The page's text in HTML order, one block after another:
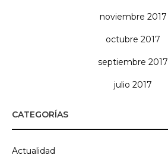
noviembre 2017
octubre 2017
septiembre 2017
julio 2017
CATEGORÍAS
Actualidad